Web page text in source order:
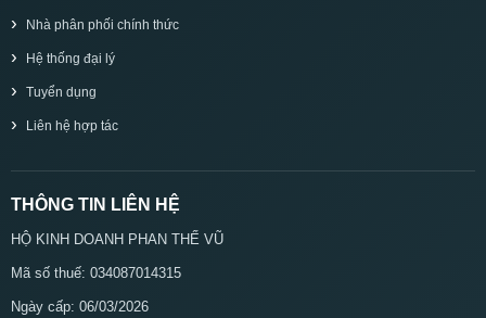
Nhà phân phối chính thức
Hệ thống đại lý
Tuyển dụng
Liên hệ hợp tác
THÔNG TIN LIÊN HỆ
HỘ KINH DOANH PHAN THẾ VŨ
Mã số thuế: 034087014315
Ngày cấp: 06/03/2026